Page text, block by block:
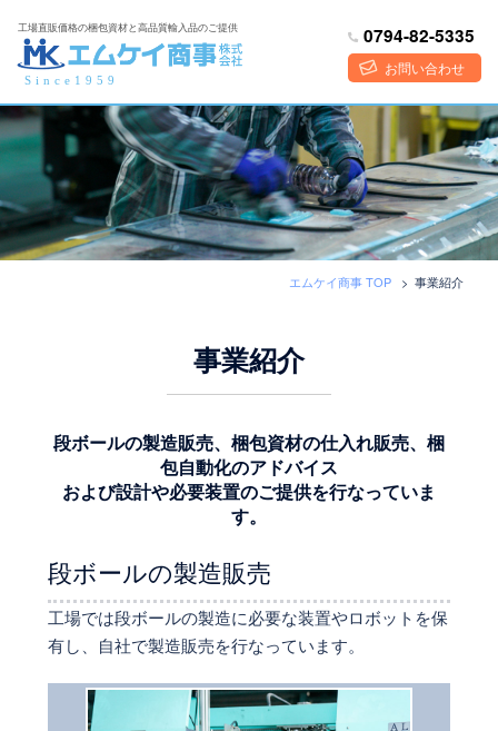
ツ
へ
ス
キ
ッ
プ
工場直販価格の梱包資材と高品質輸入品のご提供
Since1959
0794-82-5335
お問い合わせ
エムケイ商事 TOP > 事業紹介
事業紹介
段ボールの製造販売、梱包資材の仕入れ販売、梱
包自動化のアドバイス
および設計や必要装置のご提供を行なっていま
す。
段ボールの製造販売
工場では段ボールの製造に必要な装置やロボットを保
有し、自社で製造販売を行なっています。